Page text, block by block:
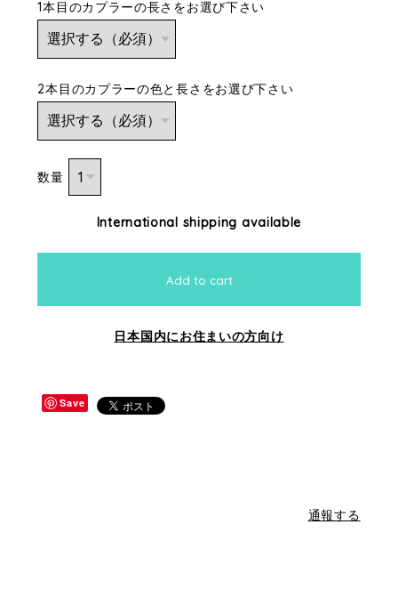
1本目のカプラーの長さをお選び下さい
2本目のカプラーの色と長さをお選び下さい
数量
International shipping available
Add to cart
日本国内にお住まいの方向け
Save
通報する